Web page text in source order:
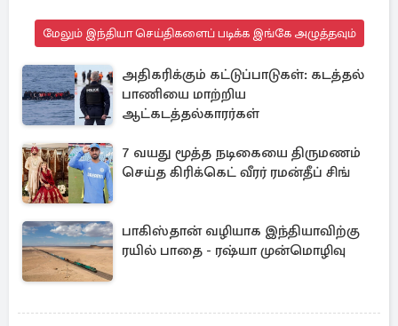
மேலும் இந்தியா செய்திகளைப் படிக்க இங்கே அழுத்தவும்
அதிகரிக்கும் கட்டுப்பாடுகள்: கடத்தல்
பாணியை மாற்றிய
ஆட்கடத்தல்காரர்கள்
7 வயது மூத்த நடிகையை திருமணம்
செய்த கிரிக்கெட் வீரர் ரமன்தீப் சிங்
பாகிஸ்தான் வழியாக இந்தியாவிற்கு
ரயில் பாதை - ரஷ்யா முன்மொழிவு